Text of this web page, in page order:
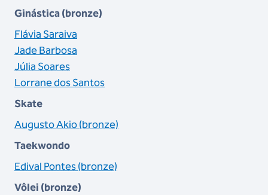
Ginástica (bronze)
Flávia Saraiva
Jade Barbosa
Júlia Soares
Lorrane dos Santos
Skate
Augusto Akio (bronze)
Taekwondo
Edival Pontes (bronze)
Vôlei (bronze)